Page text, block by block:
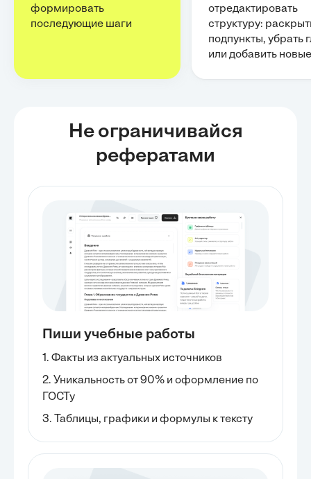
формировать
последующие шаги
отредактировать
структуру:
подпункты, убрать
или добавить новые
Не ограничивайся
рефератами
Пиши учебные работы
1. Факты из актуальных источников
2. Уникальность от 90% и оформление по
ГОСТу
3. Таблицы, графики и формулы к тексту